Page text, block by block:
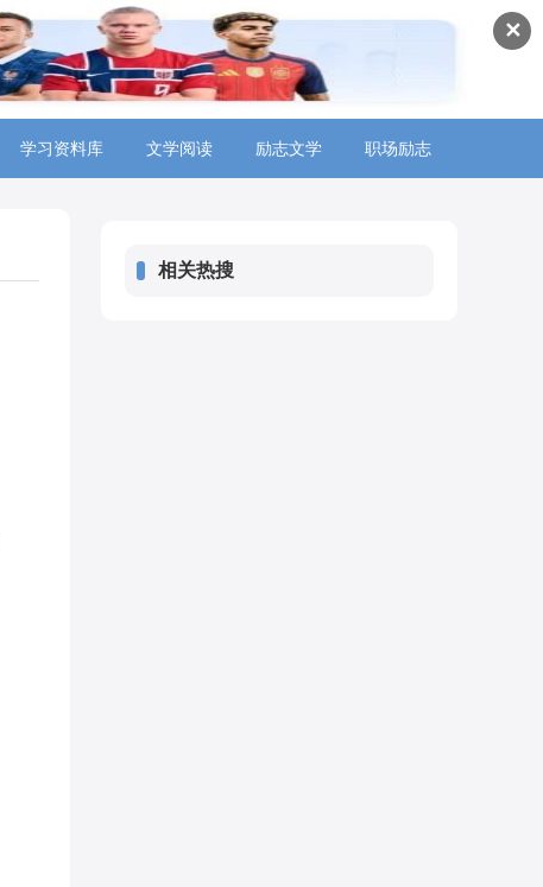
✕
学习资料库 文学阅读 励志文学 职场励志
相关热搜